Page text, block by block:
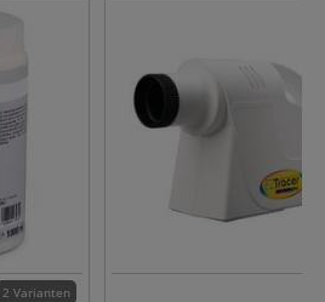
2 Varianten